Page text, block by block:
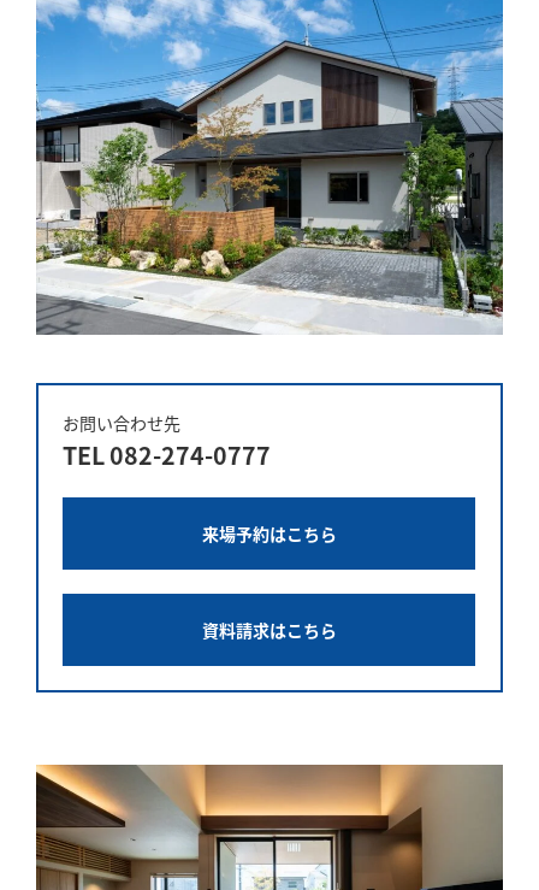
お問い合わせ先
TEL082-274-0777
来場予約はこちら
資料請求はこちら